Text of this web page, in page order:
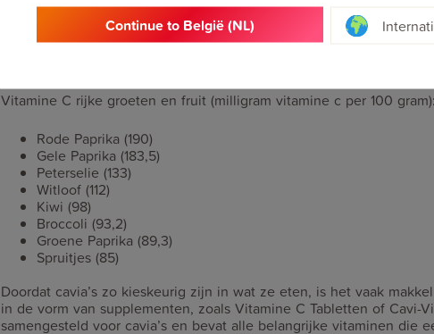
Continue to België (NL)
eerste kan je dit doen door extra groenten en fruit te geven die
aan te raden om hiermee al op jonge leeftijd te beginnen,
vlak van eten. Ook is het belangrijk om de groenten en fruit een
Vitamine C rijke groeten en fruit (milligram vitamine c per 100 gram):
Rode Paprika (190)
Gele Paprika (183,5)
Peterselie (133)
Witloof (112)
Kiwi (98)
Broccoli (93,2)
Groene Paprika (89,3)
Spruitjes (85)
Doordat cavia’s zo kieskeurig zijn in wat ze eten, is het vaak
in de vorm van supplementen, zoals Vitamine C Tabletten of Cavi-
samengesteld voor cavia’s en bevat alle belangrijke vitaminen die